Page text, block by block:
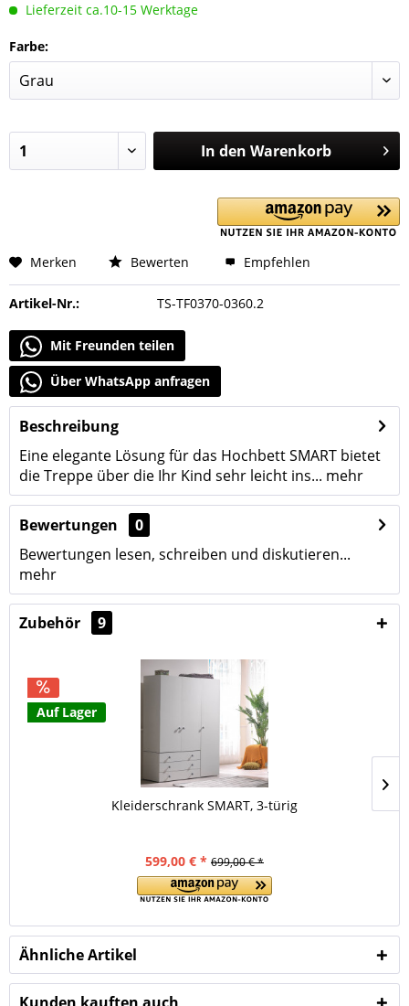
Lieferzeit ca.10-15 Werktage
Farbe:
In den Warenkorb
Merken Bewerten Empfehlen
Artikel-Nr.: TS-TF0370-0360.2
Mit Freunden teilen
Über WhatsApp anfragen
Beschreibung
Eine elegante Lösung für das Hochbett SMART bietet
die Treppe über die Ihr Kind sehr leicht ins... mehr
Bewertungen
0
Bewertungen lesen, schreiben und diskutieren...
mehr
Zubehör 9
Auf Lager
Kleiderschrank SMART, 3-türig
599,00 € * 699,00 € *
Ähnliche Artikel